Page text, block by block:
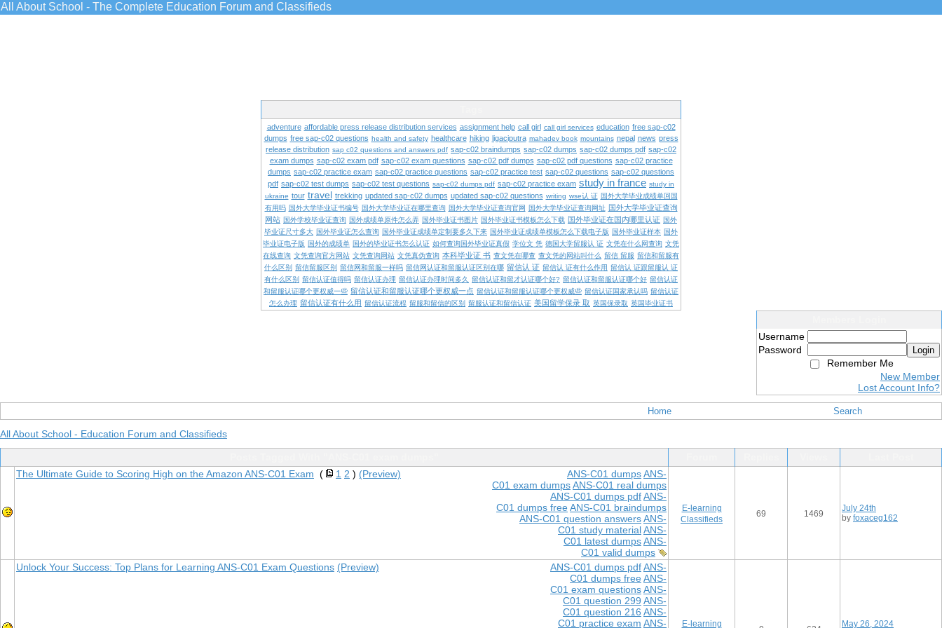
All About School - The Complete Education Forum and Classifieds
adventure affordable press release distribution services assignment help call girl call girl services education free sap-c02
dumps free sap-c02 questions health and safety healthcare hiking ligaciputra mahadev book mountains nepal news press
release distribution sap c02 questions and answers pdf sap-c02 braindumps sap-c02 dumps sap-c02 dumps pdf sap-c02
exam dumps sap-c02 exam pdf sap-c02 exam questions sap-c02 pdf dumps sap-c02 pdf questions sap-c02 practice
dumps sap-c02 practice exam sap-c02 practice questions sap-c02 practice test sap-c02 questions sap-c02 questions
pdf sap-c02 test dumps sap-c02 test questions sap-c02 dumps pdf sap-c02 practice exam study in france study in
ukraine tour travel trekking updated sap-c02 dumps updated sap-c02 questions writing wse认 证 国外大学毕业成绩单回国
有用吗 国外大学毕业证书编号 国外大学毕业证在哪里查询 国外大学毕业证查询官网 国外大学毕业证查询网址 国外大学毕业证查询
网站 国外学校毕业证查询 国外成绩单原件怎么弄 国外毕业证书图片 国外毕业证书模板怎么下载 国外毕业证在国内哪里认证 国外
毕业证尺寸多大 国外毕业证怎么查询 国外毕业证成绩单定制要多久下来 国外毕业证成绩单模板怎么下载电子版 国外毕业证样本 国外
毕业证电子版 国外的成绩单 国外的毕业证书怎么认证 如何查询国外毕业证真假 学位文 凭 德国大学留服认 证 文凭在什么网查询 文凭
在线查询 文凭查询官方网站 文凭查询网站 文凭真伪查询 本科毕业证 书 查文凭在哪查 查文凭的网站叫什么 留信 留服 留信和留服有
什么区别 留信留服区别 留信网和留服一样吗 留信网认证和留服认证区别在哪 留信认 证 留信认 证有什么作用 留信认 证跟留服认 证
有什么区别 留信认证值得吗 留信认证办理 留信认证办理时间多久 留信认证和留才认证哪个好? 留信认证和留服认证哪个好 留信认证
和留服认证哪个更权威一些 留信认证和留服认证哪个更权威一点 留信认证和留服认证哪个更权威些 留信认证国家承认吗 留信认证
怎么办理 留信认证有什么用 留信认证流程 留服和留信的区别 留服认证和留信认证 美国留学保录 取 英国保录取 英国毕业证书
Username
Password
Login
Remember Me
New Member
Lost Account Info?
Home Search
All About School - Education Forum and Classifieds
ANS-C01 dumpsANS-
C01 exam dumpsANS-C01 real dumps
ANS-C01 dumps pdfANS-
C01 dumps freeANS-C01 braindumps
ANS-C01 question answersANS-
C01 study materialANS-
C01 latest dumpsANS-
C01 valid dumps
The Ultimate Guide to Scoring High on the Amazon ANS-C01 Exam ( 1 2 ) (Preview)
E-learning
Classifieds
69 1469
July 24th
by foxaceg162
ANS-C01 dumps pdfANS-
C01 dumps freeANS-
C01 exam questionsANS-
C01 question 299 ANS-
C01 question 216 ANS-
C01 practice exam ANS-
Unlock Your Success: Top Plans for Learning ANS-C01 Exam Questions (Preview)
E-learning May 26, 2024